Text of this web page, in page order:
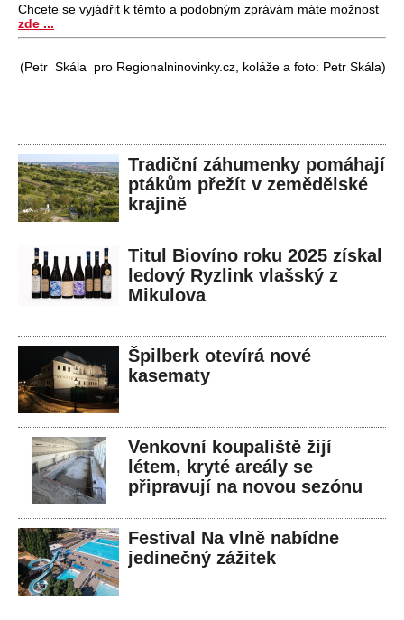
Chcete se vyjádřit k těmto a podobným zprávám máte možnost
zde ...
(Petr Skála pro Regionalninovinky.cz, koláže a foto: Petr Skála)
Tradiční záhumenky pomáhají
ptákům přežít v zemědělské
krajině
Titul Biovíno roku 2025 získal
ledový Ryzlink vlašský z
Mikulova
Špilberk otevírá nové
kasematy
Venkovní koupaliště žijí
létem, kryté areály se
připravují na novou sezónu
Festival Na vlně nabídne
jedinečný zážitek